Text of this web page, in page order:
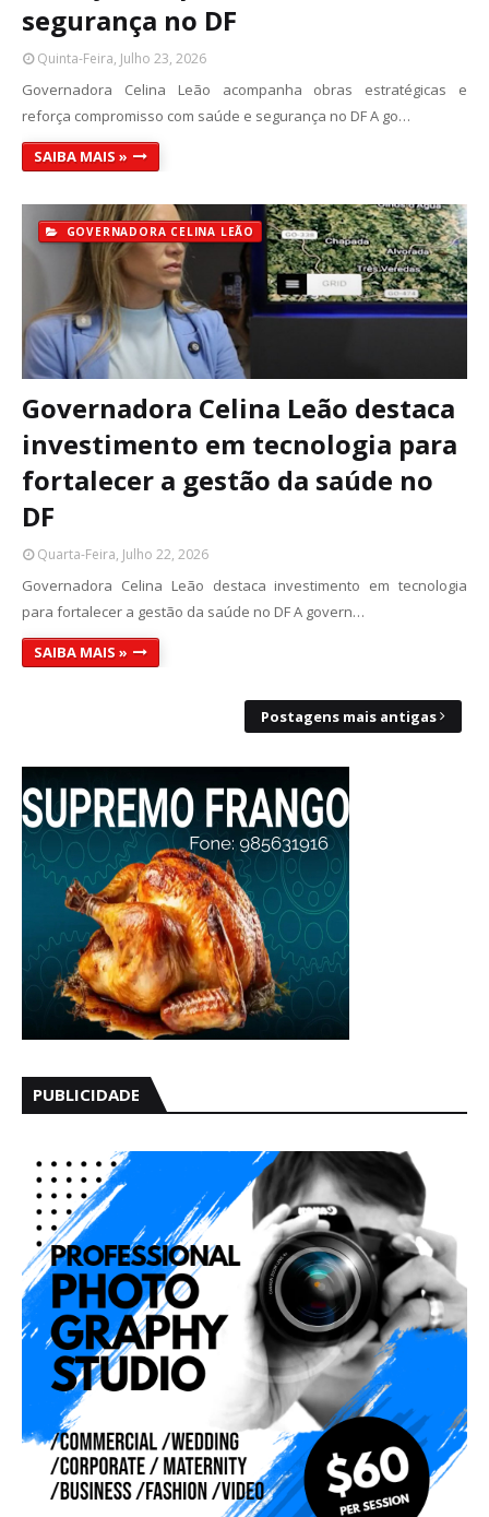
segurança no DF
Quinta-Feira, Julho 23, 2026
Governadora Celina Leão acompanha obras estratégicas e
reforça compromisso com saúde e segurança no DF A go…
SAIBA MAIS »
GOVERNADORA CELINA LEÃO
Governadora Celina Leão destaca
investimento em tecnologia para
fortalecer a gestão da saúde no
DF
Quarta-Feira, Julho 22, 2026
Governadora Celina Leão destaca investimento em tecnologia
para fortalecer a gestão da saúde no DF A govern…
SAIBA MAIS »
Postagens mais antigas
PUBLICIDADE